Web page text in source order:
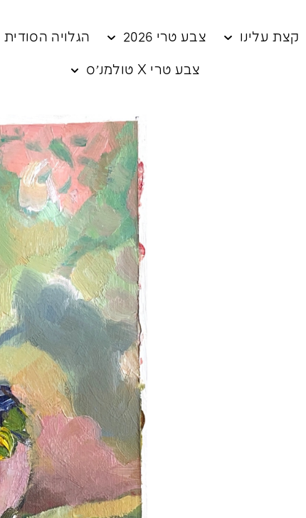
קצת עלינו צבע טרי 2026 הגלויה הסודית
צבע טרי X טולמנ׳ס